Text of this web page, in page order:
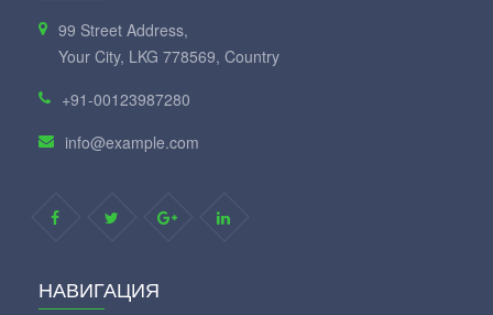
99 Street Address,
Your City, LKG 778569, Country
+91-00123987280
info@example.com
НАВИГАЦИЯ